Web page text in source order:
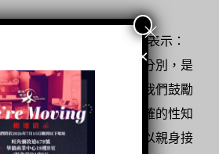
議主任陳穎芝 (Sabrina)表示：
程與禁慾式性教育的最大分別，是
，而非要迴避的話題。我們鼓勵
安全性行為給予學生準確的性知
的技巧。」例如學生可以親身接
×